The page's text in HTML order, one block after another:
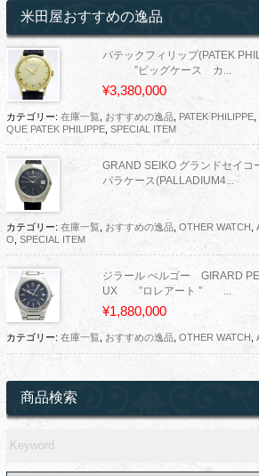
米田屋おすすめの逸品
パテックフィリップ(PATEK
”ビッグケース カ...
¥3,380,000
カテゴリー: 在庫一覧, おすすめの逸品, PATEK PHILIPPE,
QUE PATEK PHILIPPE, SPECIAL ITEM
GRAND SEIKO グランドセイ
パラケース(PALLADIUM4...
カテゴリー: 在庫一覧, おすすめの逸品, OTHER WATCH
O SPECIAL ITEM
ジラール ぺルゴー GIRARD
UX ”ロレアート ” ...
¥1,880,000
カテゴリー: 在庫一覧, おすすめの逸品, OTHER WATCH
商品検索